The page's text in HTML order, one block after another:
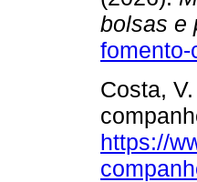
bolsas e
fomento-
Costa,
https://